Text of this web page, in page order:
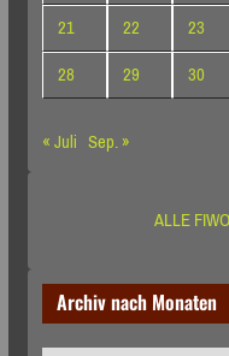
21
22 23
28
29 30
« Juli Sep. »
ALLE
Archiv nach Monaten